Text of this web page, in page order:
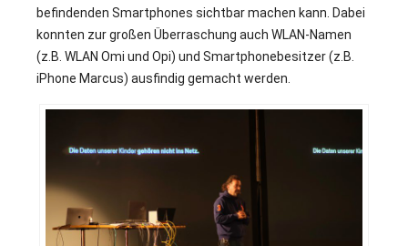
befindenden Smartphones sichtbar machen kann. Dabei
konnten zur großen Überraschung auch WLAN-Namen
(z.B. WLAN Omi und Opi) und Smartphonebesitzer (z.B.
iPhone Marcus) ausfindig gemacht werden.